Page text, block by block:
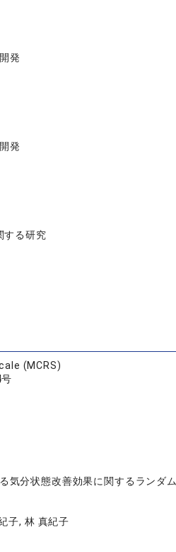
発
発
する研究
(MCRS)
気分状態改善効果に関するランダ
子, 林 真紀子